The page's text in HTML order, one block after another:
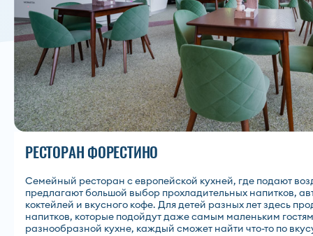
РЕСТОРАН ФОРЕСТИНО
Семейный ресторан с европейской кухней, где подают
предлагают большой выбор прохладительных напитков,
коктейлей и вкусного кофе. Для детей разных лет здесь
напитков, которые подойдут даже самым маленьким
разнообразной кухне, каждый сможет найти что-то по